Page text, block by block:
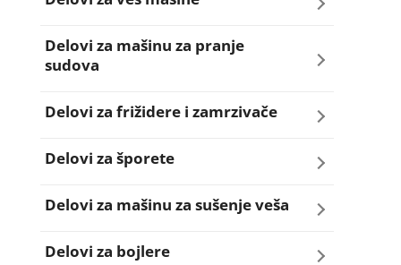
Amortizeri za veš mašinu
Delovi za mašinu za pranje
sudova
Creva za sudo mašine
Dihtunzi za sudo mašine
Elektroventili za sudo mašine
Filteri za sudo mašine
Delovi za frižidere i zamrzivače
Aqua filteri za frižidere
Dihtunzi za frižidere i zamrzivače
Elektronika za frižidere i zamrzivače
Delovi za šporete
Dihtunzi za šporete
Dugmad za šporete
Delovi za mašinu za sušenje veša
Dihtunzi mašine za sušenje veša
Delovi za bojlere